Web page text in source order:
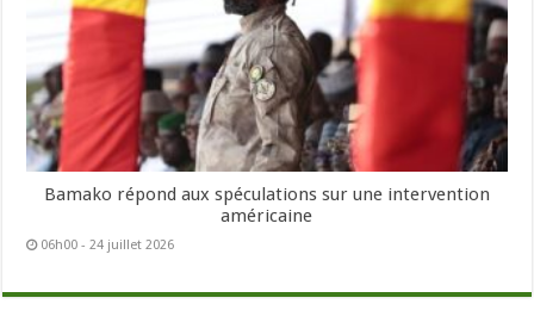
Bamako répond aux spéculations sur une intervention
américaine
06h00 - 24 juillet 2026